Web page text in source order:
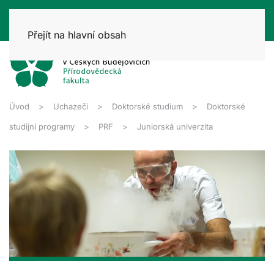
Přejít na hlavní obsah
Úvod Uchazeči Doktorské studium Doktorské
studijní programy PRF Juniorská univerzita